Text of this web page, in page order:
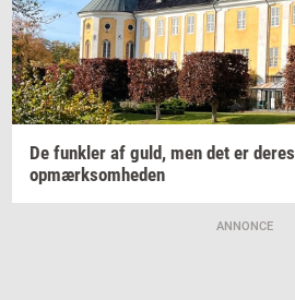
De funk­ler af guld, men det er deres
op­mærk­som­he­den
ANNONCE